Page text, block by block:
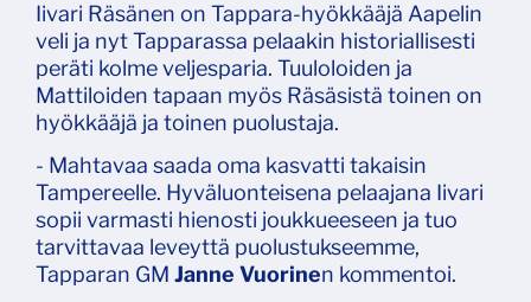
Iivari Räsänen on Tappara-hyökkääjä Aapelin
veli ja nyt Tapparassa pelaakin historiallisesti
peräti kolme veljesparia. Tuuloloiden ja
Mattiloiden tapaan myös Räsäsistä toinen on
hyökkääjä ja toinen puolustaja.
- Mahtavaa saada oma kasvatti takaisin
Tampereelle. Hyväluonteisena pelaajana Iivari
sopii varmasti hienosti joukkueeseen ja tuo
tarvittavaa leveyttä puolustukseemme,
Tapparan GM Janne Vuorinen kommentoi.